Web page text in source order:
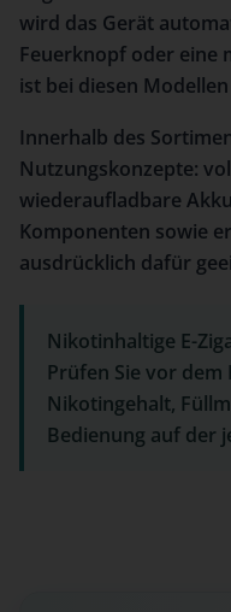
wird das Gerät
Feuerknopf oder eine
ist bei diesen
Innerhalb des
Nutzungskonzepte:
wiederaufladbare
Komponenten sowie
ausdrücklich dafür
Nikotinhaltige E-
Prüfen Sie vor
Nikotingehalt,
Bedienung auf der